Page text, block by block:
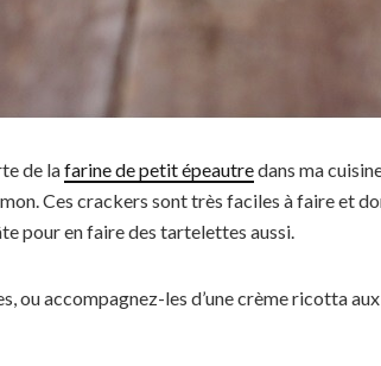
de lafarine de petit épeautredans ma
Ces crackers sont très faciles à faire et
pour en faire des tartelettes aussi.
ou accompagnez-les d’une crème ricotta